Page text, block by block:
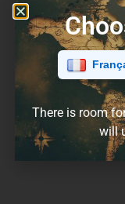
There is room
will